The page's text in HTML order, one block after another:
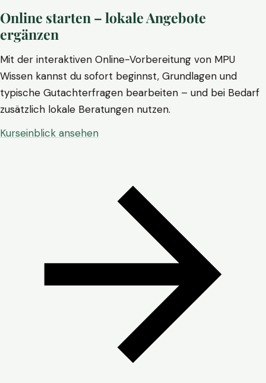
Online starten – lokale Angebote
ergänzen
Mit der interaktiven Online-Vorbereitung von MPU
Wissen kannst du sofort beginnst, Grundlagen und
typische Gutachterfragen bearbeiten – und bei Bedarf
zusätzlich lokale Beratungen nutzen.
Kurseinblick ansehen